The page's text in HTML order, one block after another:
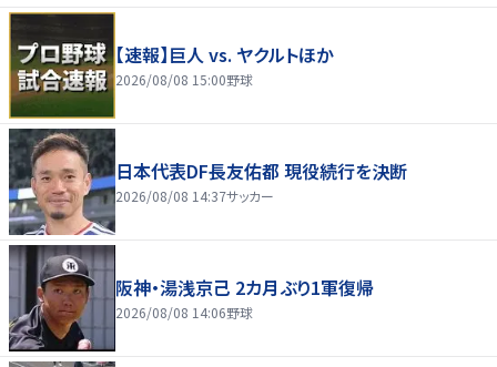
【速報】巨人 vs. ヤクルトほか
2026/08/08 15:00野球
日本代表DF長友佑都 現役続行を決断
2026/08/08 14:37サッカー
阪神・湯浅京己 2カ月ぶり1軍復帰
2026/08/08 14:06野球